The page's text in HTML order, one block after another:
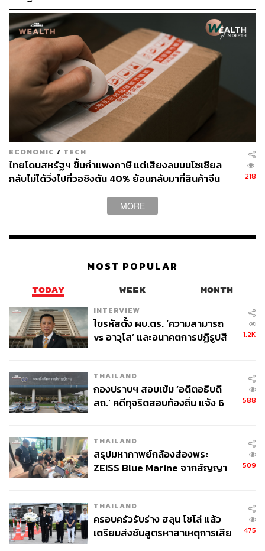
“โดยรวม คงต้องบอกว่า ผ่านอย่างดียิ่งมาดูกันว่า ท่าน
ประธาน Fed คนถัดไปจะเป็นอย่างไร และหลังจากนี้ ท่าน
Powell จะต้องเจออะไรต่อไป” ดร.กอบศักดิ์กล่าวทิ้งทายเมื่อ
วันที่ 29 เมษายน
บาทอ่อนค่า ดอลลาร์แข็ง ทองคำทรงตัว บอนด์
สหรัฐฯ 10 ปีขึ้น
วันนี้ (30 เมษายน) พูน พานิชพิบูลย์ นักกลยุทธ์ตลาดเงินตลาด
ทุนKrungthai GLOBAL MARKETSธนาคารกรุงไทย เปิด
‘อ่อนค่าลง’ จากระดับปิดของวันก่อนหน้า ณ ระดับ 32.67
มาทยอยอ่อนค่าลง ทดสอบโซนแนวต้าน 32.75-32.85 บาท
ต่อดอลลาร์ (แกว่งตัวในกรอบ 32.64-32.83 บาทต่อดอลลาร์)
ท่ามกลางความกังวลต่อแนวโน้มสถานการณ์ใน
ยังคงทยอยปรับตัวสูงขึ้น และทำให้บรรดาผู้เล่นในตลาดต่าง
ประเมินว่า บรรดาธนาคารกลางอาจจำเป็นต้องใช้นโยบาย
การเงินที่เข้มงวดมากขึ้น
นอกจากนี้ เงินบาทยังเผชิญแรงกดดันเพิ่มเติมในช่วงตลาด
ทยอยรับรู้ผลการประชุม FOMC ของ FED ที่แม้ว่า FED จะมี
มติ ‘ไม่เป็นเอกฉันท์’ ให้คงดอกเบี้ย’ ที่ระดับ 3.50%-3.75%
ตามคาด (Stephen Miran โหวตสนับสนุนการลดดอกเบี้ย
Kashkari และ Lorie Logan) แม้จะเห็นด้วยกับการคงดอกเบี้ย
แต่ไม่เห็นด้วยกับการคงถ้อยความสะท้อนแนวโน้มการใช้
นโยบายการเงินที่ผ่อนคลายมากขึ้น (Easing Bias)
ในถ้อยแถลงของการประชุม FOMC ซึ่งภาพดังกล่าวได้ทำให้
ผู้เล่นในตลาดประเมินว่า ผลการประชุม FOMC ครั้งนี้มี
ลักษณะ Hawkish Hold สะท้อนจากการปรับมุมมองใหม่ของ
ผู้เล่นในตลาดต่อแนวโน้มดอกเบี้ย FED ที่ล่าสุด ผู้เล่นใน
ECONOMIC / TECH
ไทยโดนสหรัฐฯ ขึ้นกำแพงภาษี แต่เสียงลบบนโซเชียล
กลับไม่ได้วิ่งไปที่วอชิงตัน 40% ย้อนกลับมาที่สินค้าจีน
218
MORE
MOST POPULAR
TODAY WEEK MONTH
INTERVIEW
ไขรหัสตั้ง ผบ.ตร. ‘ความสามารถ
vs อาวุโส’ และอนาคตการปฏิรูปสี
1.2K
THAILAND
กองปราบฯ สอบเข้ม ‘อดีตอธิบดี
สถ.’ คดีทุจริตสอบท้องถิ่น แจ้ง 6
588
THAILAND
สรุปมหากาพย์กล้องส่องพระ
ZEISS Blue Marine จากสัญญา
จ่ายหนี้-แอบระบุแบรนด์
509
THAILAND
ครอบครัวรับร่าง ฮลุน โซโล่ แล้ว
เตรียมส่งชันสูตรหาสาเหตุการเสีย
475